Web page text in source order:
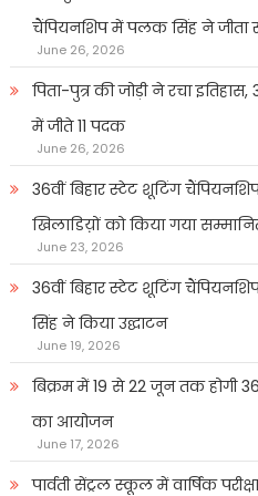
चैंपियनशिप में पलक सिंह ने जीता
June 26, 2026
पिता-पुत्र की जोड़ी ने रचा
में जीते 11 पदक
June 26, 2026
36वीं बिहार स्टेट शूटिंग
खिलाडिय़ों को किया गया
June 23, 2026
36वीं बिहार स्टेट शूटिंग
सिंह ने किया उद्घाटन
June 19, 2026
बिक्रम में 19 से 22 जून तक होगी
का आयोजन
June 17, 2026
पार्वती सेंट्रल स्कूल में वार्षिक